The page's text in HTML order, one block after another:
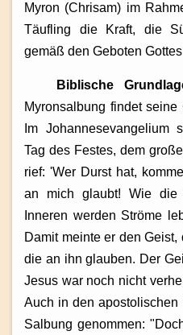
Myron (Chrisam) im
Täufling die Kraft, die
gemäß den Geboten
Biblische
Myronsalbung findet
Im Johannesevangelium
Tag des Festes, dem
rief: 'Wer Durst hat,
an mich glaubt! Wie die
Inneren werden Ströme
Damit meinte er den
die an ihn glauben. Der
Jesus war noch nicht
Auch in den
Salbung genommen: